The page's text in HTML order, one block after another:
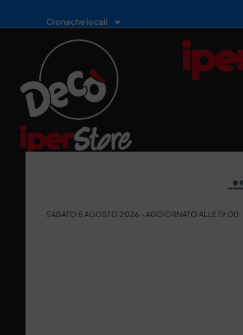
Cronache locali
SABATO 8 AGOSTO 2026 - AGGIORNATO ALLE 19:00